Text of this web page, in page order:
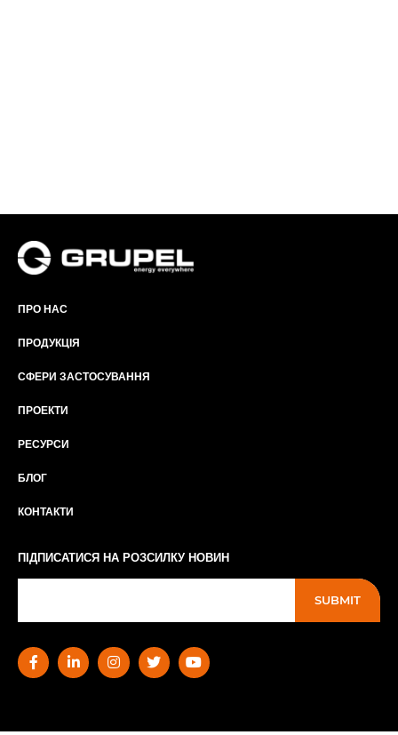
ПРО НАС
ПРОДУКЦІЯ
СФЕРИ ЗАСТОСУВАННЯ
ПРОЕКТИ
РЕСУРСИ
БЛОГ
КОНТАКТИ
ПІДПИСАТИСЯ НА РОЗСИЛКУ НОВИН
SUBMIT